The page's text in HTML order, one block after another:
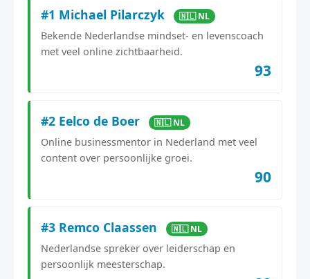
#1 Michael Pilarczyk 🇳🇱 NL
Bekende Nederlandse mindset- en levenscoach
met veel online zichtbaarheid.
93
#2 Eelco de Boer 🇳🇱 NL
Online businessmentor in Nederland met veel
content over persoonlijke groei.
90
#3 Remco Claassen 🇳🇱 NL
Nederlandse spreker over leiderschap en
persoonlijk meesterschap.